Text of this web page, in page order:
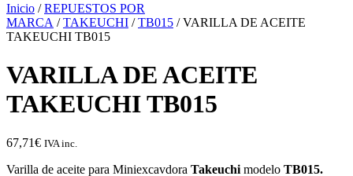
Inicio /REPUESTOS POR
MARCA /TAKEUCHI /TB015 / VARILLA DE ACEITE
TAKEUCHI TB015
VARILLA DE ACEITE
TAKEUCHI TB015
67,71€ IVA inc.
Varilla de aceite para Miniexcavdora Takeuchi modelo TB015.